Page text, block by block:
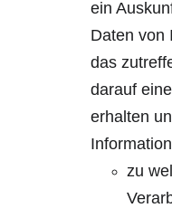
ein
Daten von
das
darauf
erhalten
zu